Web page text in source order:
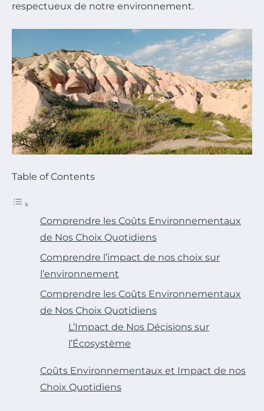
respectueux de notre environnement.
Table of Contents
Comprendre les Coûts Environnementaux
de Nos Choix Quotidiens
Comprendre l’impact de nos choix sur
l’environnement
Comprendre les Coûts Environnementaux
de Nos Choix Quotidiens
L’Impact de Nos Décisions sur
l’Écosystème
Coûts Environnementaux et Impact de nos
Choix Quotidiens